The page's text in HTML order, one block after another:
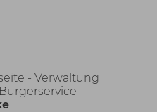
- Verwaltung
Bürgerservice -